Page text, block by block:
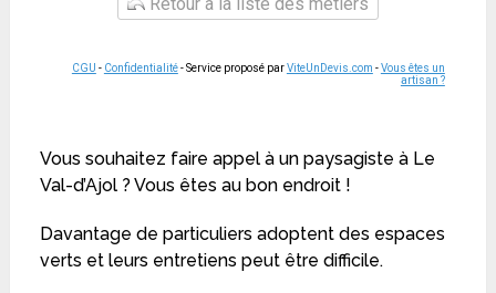
CGU - Confidentialité- Service proposé parViteUnDevis.com -Vous êtes un
artisan ?
Vous souhaitez faire appel à un paysagiste à Le
Val-d’Ajol ? Vous êtes au bon endroit !
Davantage de particuliers adoptent des espaces
verts et leurs entretiens peut être difficile.